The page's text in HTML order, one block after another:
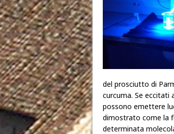
del prosciutto di
curcuma. Se eccitati
possono emettere
dimostrato come la
determinata